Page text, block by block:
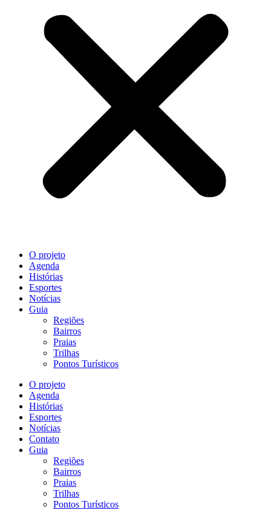
O projeto
Agenda
Histórias
Esportes
Notícias
Guia
Regiões
Bairros
Praias
Trilhas
Pontos Turísticos
O projeto
Agenda
Histórias
Esportes
Notícias
Contato
Guia
Regiões
Bairros
Praias
Trilhas
Pontos Turísticos